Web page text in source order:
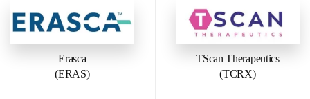
Erasca
(ERAS)
TScan Therapeutics
(TCRX)